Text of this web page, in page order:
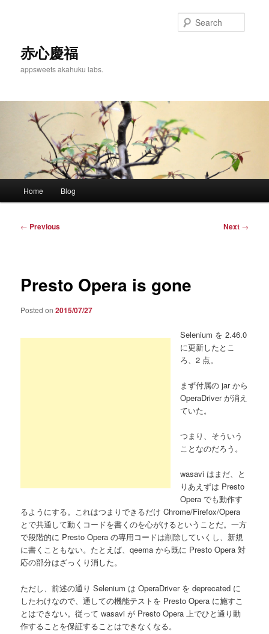
赤心慶福
appsweets akahuku labs.
Home Blog
Post
← Previous Next →
Presto Opera is gone
Posted on2015/07/27
Selenium を 2.46.0
に更新したとこ
ろ、2 点。
まず付属の jar から
OperaDriver が消え
ていた。
つまり、そういう
ことなのだろう。
wasavi はまだ、と
りあえずは Presto
Opera でも動作す
るようにする。これはつまりできるだけ Chrome/Firefox/Opera
とで共通して動くコードを書くのを心がけるということだ。一方
で段階的に Presto Opera の専用コードは削除していくし、新規
に書くこともない。たとえば、qeema から既に Presto Opera 対
応の部分はざっくり消した。
ただし、前述の通り Selenium は OperaDriver を deprecated に
したわけなので、通しての機能テストを Presto Opera に施すこ
とはできない。従って wasavi が Presto Opera 上でひと通り動
作することを保証することはできなくなる。